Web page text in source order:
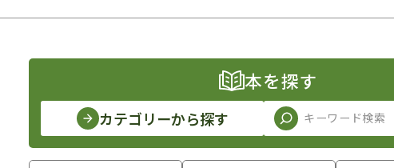
本を探す
カテゴリーから探す